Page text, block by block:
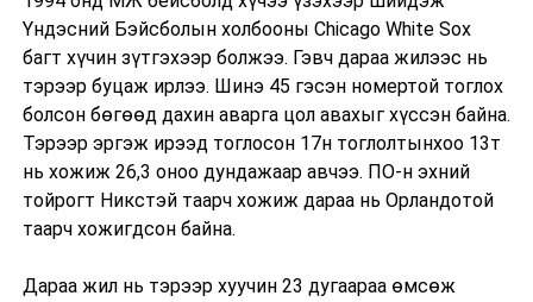
Үндэсний Бэйсболын холбооны Chicago White Sox
багт хүчин зүтгэхээр болжээ. Гэвч дараа жилээс нь
тэрээр буцаж ирлээ. Шинэ 45 гэсэн номертой тоглох
болсон бөгөөд дахин аварга цол авахыг хүссэн байна.
Тэрээр эргэж ирээд тоглосон 17н тоглолтынхоо 13т
нь хожиж 26,3 оноо дундажаар авчээ. ПО-н эхний
тойрогт Никстэй таарч хожиж дараа нь Орландотой
таарч хожигдсон байна.
Дараа жил нь тэрээр хуучин 23 дугаараа өмсөж